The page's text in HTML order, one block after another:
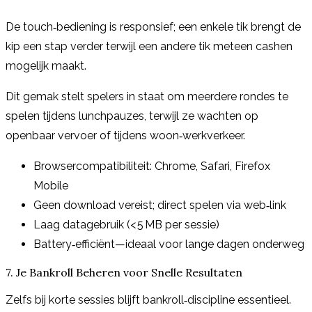
De touch‑bediening is responsief; een enkele tik brengt de
kip een stap verder terwijl een andere tik meteen cashen
mogelijk maakt.
Dit gemak stelt spelers in staat om meerdere rondes te
spelen tijdens lunchpauzes, terwijl ze wachten op
openbaar vervoer of tijdens woon‑werkverkeer.
Browsercompatibiliteit: Chrome, Safari, Firefox
Mobile
Geen download vereist; direct spelen via web‑link
Laag datagebruik (< 5 MB per sessie)
Battery‑efficiënt—ideaal voor lange dagen onderweg
7. Je Bankroll Beheren voor Snelle Resultaten
Zelfs bij korte sessies blijft bankroll‑discipline essentieel.